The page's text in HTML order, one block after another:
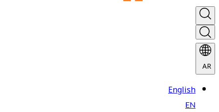
AR
English
EN